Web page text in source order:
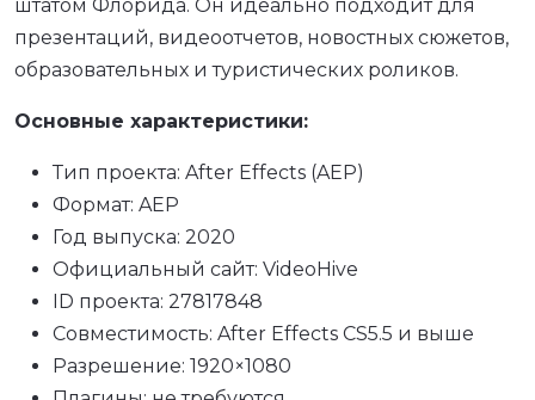
штатом Флорида. Он идеально подходит для
презентаций, видеоотчетов, новостных сюжетов,
образовательных и туристических роликов.
Основные характеристики:
Тип проекта: After Effects (AEP)
Формат: AEP
Год выпуска: 2020
Официальный сайт: VideoHive
ID проекта: 27817848
Совместимость: After Effects CS5.5 и выше
Разрешение: 1920×1080